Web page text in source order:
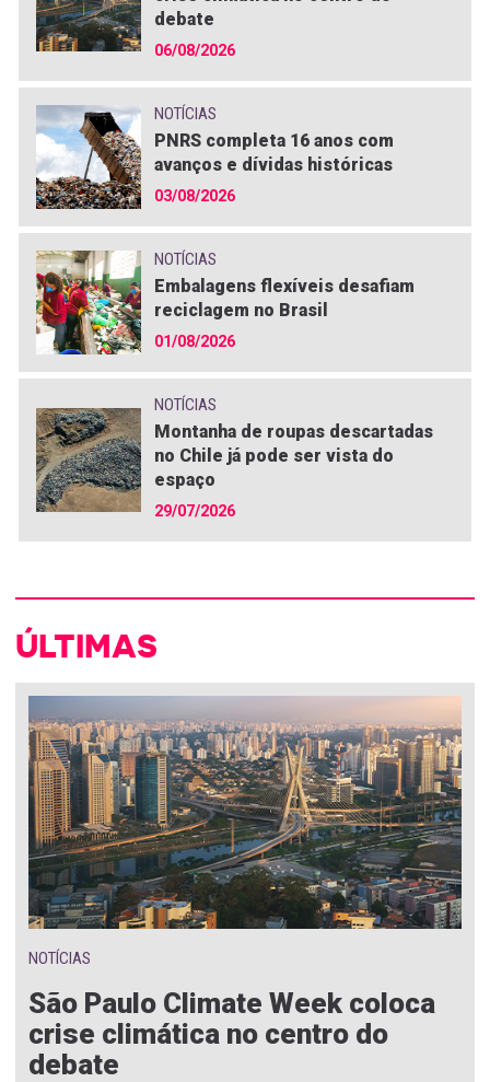
debate
06/08/2026
NOTÍCIAS
PNRS completa 16 anos com
avanços e dívidas históricas
03/08/2026
NOTÍCIAS
Embalagens flexíveis desafiam
reciclagem no Brasil
01/08/2026
NOTÍCIAS
Montanha de roupas descartadas
no Chile já pode ser vista do
espaço
29/07/2026
ÚLTIMAS
NOTÍCIAS
São Paulo Climate Week coloca
crise climática no centro do
debate